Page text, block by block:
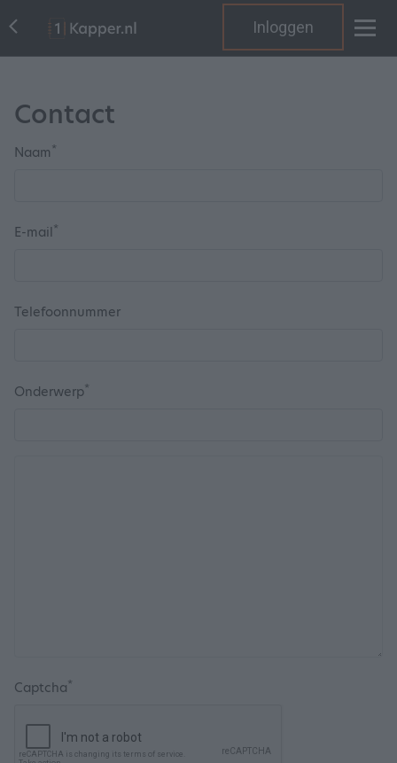
Inloggen
Contact
Naam *
E-mail*
Telefoonnummer
Onderwerp*
Captcha*